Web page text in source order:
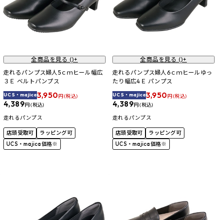
全商品を見る ()+
走れるパンプス婦人5ｃｍヒール幅広
３Ｅ ベルトパンプス
UCS・majica3,950円 (税込)
4,389円 (税込)
走れるパンプス
店頭受取可
ラッピング可
UCS・majica価格※
全商品を見る ()+
走れるパンプス婦人6ｃｍヒールゆっ
たり幅広4Ｅ パンプス
UCS・majica3,950円 (税込)
4,389円 (税込)
走れるパンプス
店頭受取可
ラッピング可
UCS・majica価格※